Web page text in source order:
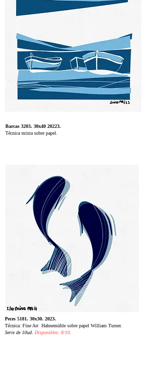
Barcas 3203. 30x40 20223.
Técnica mixta sobre papel.
Peces 5181. 30x30. 2023.
Técnica: Fine Art Hahnemühle sobre papel William Turner.
Serie de 10ud
Disponibles: 8/10